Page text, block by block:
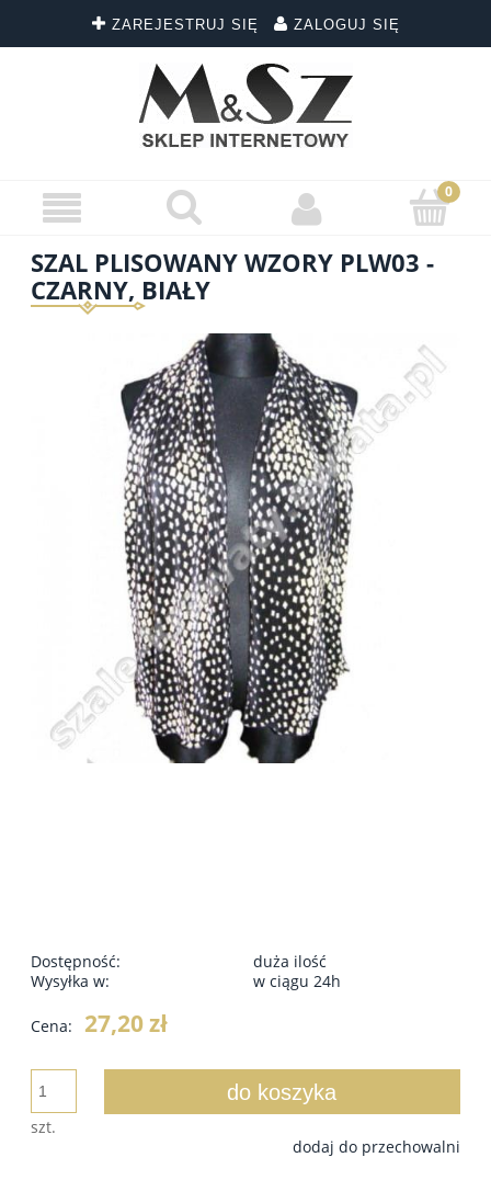
ZAREJESTRUJ SIĘ ZALOGUJ SIĘ
SZAL PLISOWANY WZORY PLW03 -
CZARNY, BIAŁY
Dostępność:
duża ilość
Wysyłka w:
w ciągu 24h
Cena: 27,20 zł
szt.
do koszyka
dodaj do przechowalni